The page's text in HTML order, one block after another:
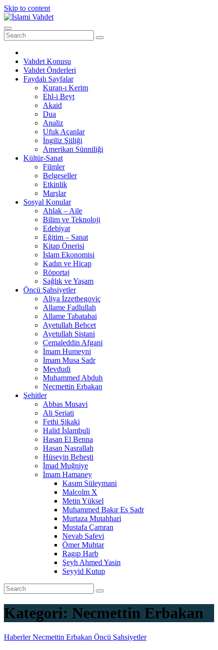
Skip to content
Vahdet Konusu
Vahdet Önderleri
Faydalı Sayfalar
Kuran-ı Kerim
Ehl-i Beyt
Akaid
Dua
Analiz
Ufuk Açanlar
İngiliz Şiiliği
Amerikan Sünniliği
Kültür-Sanat
Filmler
Belgeseller
Etkinlik
Marşlar
Sosyal Konular
Ahlak – Aile
Bilim ve Teknoloji
Edebiyat
Eğitim – Sanat
Kitap Önerisi
İslam Ekonomisi
Kadın ve Hicap
Röportaj
Sağlık ve Yaşam
Öncü Şahsiyetler
Aliya İzzetbegoviç
Allame Fadlullah
Allame Tabatabai
Ayetullah Behcet
Ayetullah Sistani
Cemaleddin Afgani
İmam Humeyni
İmam Musa Sadr
Mevdudi
Muhammed Abduh
Necmettin Erbakan
Şehitler
Abbas Musavi
Ali Şeriati
Fethi Şikaki
Halid İslambuli
Hasan El Benna
Hasan Nasrallah
Hüseyin Beheşti
İmad Muğniye
İmam Hamaney
Kasım Süleymani
Malcolm X
Metin Yüksel
Muhammed Bakır Es Sadr
Murtaza Mutahhari
Mustafa Çamran
Nevab Safevi
Ömer Muhtar
Ragıp Harb
Şeyh Ahmed Yasin
Seyyid Kutup
Kategori: Necmettin Erbakan
HaberlerNecmettin Erbakan Öncü Şahsiyetler